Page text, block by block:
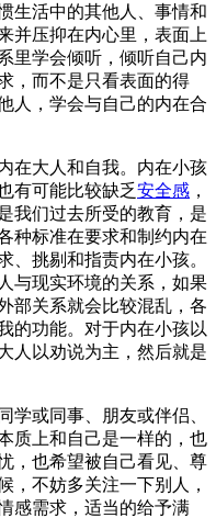
生活中的其他人、事情和
并压抑在内心里，表面上
里学会倾听，倾听自己内
，而不是只看表面的得
人，学会与自己的内在合
在大人和自我。内在小孩
有可能比较缺乏安全感 ，
我们过去所受的教育，是
种标准在要求和制约内在
、挑剔和指责内在小孩。
与现实环境的关系，如果
部关系就会比较混乱，各
的功能。对于内在小孩以
人以劝说为主，然后就是
学或同事、朋友或伴侣、
质上和自己是一样的，也
，也希望被自己看见、尊
，不妨多关注一下别人，
感需求，适当的给予满